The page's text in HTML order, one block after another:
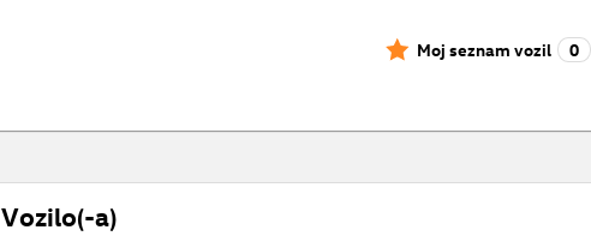
Moj seznam vozil 0
Vozilo(-a)